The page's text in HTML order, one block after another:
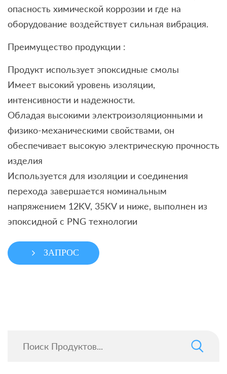
опасность химической коррозии и где на
оборудование воздействует сильная вибрация.
Преимущество продукции :
Продукт использует эпоксидные смолы
Имеет высокий уровень изоляции,
интенсивности и надежности.
Обладая высокими электроизоляционными и
физико-механическими свойствами, он
обеспечивает высокую электрическую прочность
изделия
Используется для изоляции и соединения
перехода завершается номинальным
напряжением 12KV, 35KV и ниже, выполнен из
эпоксидной с PNG технологии
ЗАПРОС